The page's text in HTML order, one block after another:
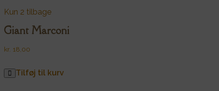
Kun 2 tilbage
Giant Marconi
kr. 18,00
Tilføj til kurv